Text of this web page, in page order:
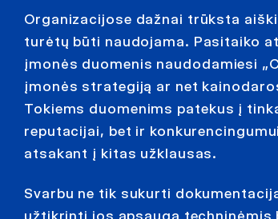
Organizacijose dažnai trūksta
turėtų būti naudojama. Pasitaiko
įmonės duomenis naudodamiesi
įmonės strategiją ar net
Tokiems duomenims patekus į
reputacijai, bet ir
atsakant į kitas užklausas.
Svarbu ne tik sukurti
užtikrinti jos apsaugą techninėmis